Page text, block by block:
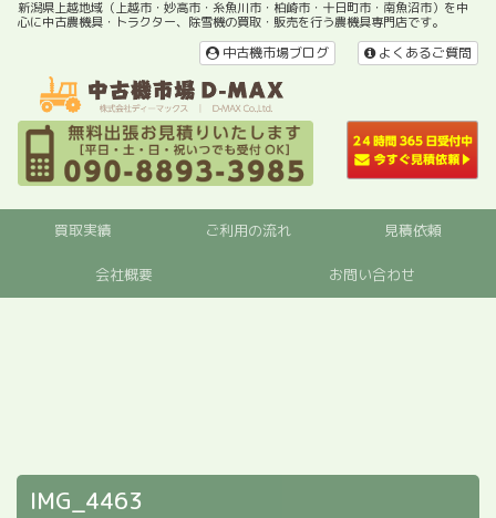
新潟県上越地域（上越市・妙高市・糸魚川市・柏崎市・十日町市・南魚沼市）を中
心に中古農機具・トラクター、除雪機の買取・販売を行う農機具専門店です。
よくあるご質問
中古機市場ブログ
買取実績 ご利用の流れ 見積依頼
会社概要 お問い合わせ
IMG_4463